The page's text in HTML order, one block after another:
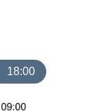
18:00